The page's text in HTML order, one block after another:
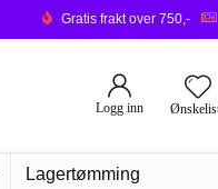
Gratis frakt over 750,-
Logg inn
Lagertømming